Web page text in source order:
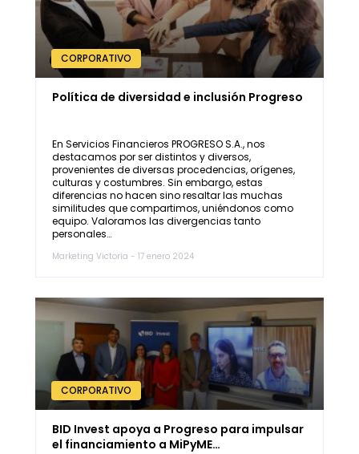
CORPORATIVO
Política de diversidad e inclusión Progreso
En Servicios Financieros PROGRESO S.A., nos
destacamos por ser distintos y diversos,
provenientes de diversas procedencias, orígenes,
culturas y costumbres. Sin embargo, estas
diferencias no hacen sino resaltar las muchas
similitudes que compartimos, uniéndonos como
equipo. Valoramos las divergencias tanto
personales…
Marketing Victoria - 17 enero 2024
CORPORATIVO
BID Invest apoya a Progreso para impulsar
el financiamiento a MiPyME…